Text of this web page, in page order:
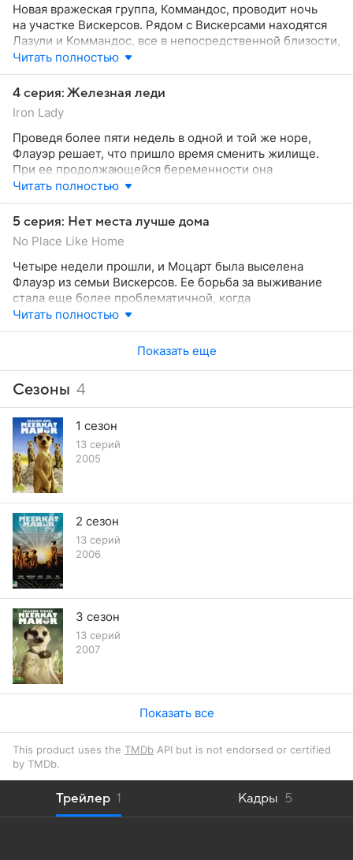
Новая вражеская группа, Коммандос, проводит ночь
на участке Вискерсов. Рядом с Вискерсами находятся
Лазули и Коммандос, все в непосредственной близости,
жестокое сражение неизбежно, и когда это случится,
последствия могут быть трагичны...
Читать полностью
4 серия: Железная леди
Iron Lady
Проведя более пяти недель в одной и той же норе,
Флауэр решает, что пришло время сменить жилище.
При ее продолжающейся беременности она
не в настроении для компромисса. Вдобавок ко всему,
за ее тремя дочерями надо постоянно наблюдать...
Читать полностью
5 серия: Нет места лучше дома
No Place Like Home
Четыре недели прошли, и Моцарт была выселена
Флауэр из семьи Вискерсов. Ее борьба за выживание
стала еще более проблематичной, когда
мы обнаруживаем, что она также беременна. У Флауэр
есть новый выводок, и дожди прибывают, увеличивая
количество еды. Но сможет ли Моцарт поддержать
себя и будущих щенков?
Читать полностью
Показать еще
Сезоны 4
1 сезон
13 серий
2005
2 сезон
13 серий
2006
3 сезон
13 серий
2007
Показать все
This product uses the TMDb API but is not endorsed or certified
by TMDb.
Трейлер 1 Кадры 5